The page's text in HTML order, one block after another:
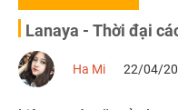
Lanaya - Thời đại
Ha Mi 22/04/